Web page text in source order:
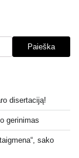
Paieška
disertaciją!
gerinimas
sako